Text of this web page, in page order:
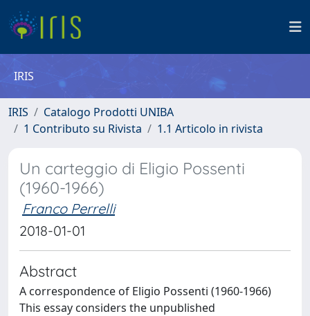
IRIS
IRIS
Catalogo Prodotti UNIBA
1 Contributo su Rivista
1.1 Articolo in rivista
Un carteggio di Eligio Possenti
(1960-1966)
Franco Perrelli
2018-01-01
Abstract
A correspondence of Eligio Possenti (1960-1966)
This essay considers the unpublished